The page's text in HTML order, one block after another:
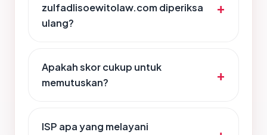
zulfadlisoewitolaw.com diperiksa
ulang?
Apakah skor cukup untuk
memutuskan?
ISP apa yang melayani